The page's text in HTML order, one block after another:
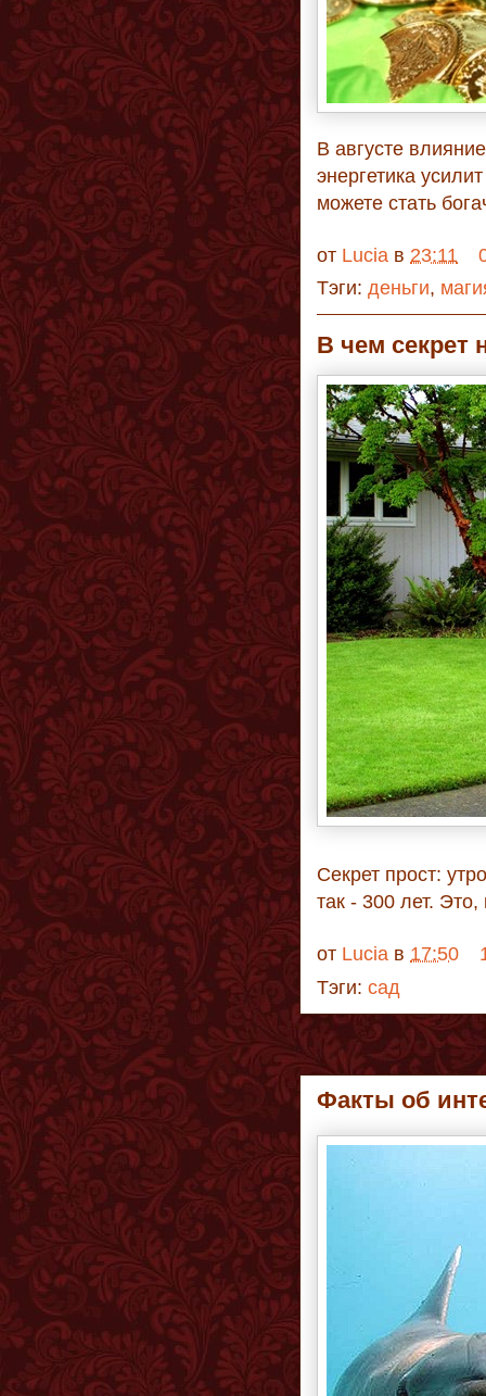
В августе
энергетика
можете стать
от Lucia в 23:11
Тэги: деньги,
В чем секрет
Секрет прост:
так - 300 лет.
от Lucia в 17:50
Тэги: сад
Факты об